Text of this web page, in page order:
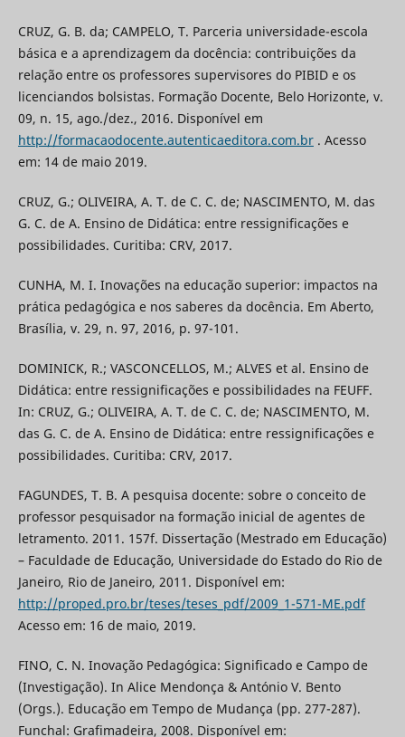
CRUZ, G. B. da; CAMPELO, T. Parceria universidade-escola
básica e a aprendizagem da docência: contribuições da
relação entre os professores supervisores do PIBID e os
licenciandos bolsistas. Formação Docente, Belo Horizonte, v.
09, n. 15, ago./dez., 2016. Disponível em
http://formacaodocente.autenticaeditora.com.br. Acesso
em: 14 de maio 2019.
CRUZ, G.; OLIVEIRA, A. T. de C. C. de; NASCIMENTO, M. das
G. C. de A. Ensino de Didática: entre ressignificações e
possibilidades. Curitiba: CRV, 2017.
CUNHA, M. I. Inovações na educação superior: impactos na
prática pedagógica e nos saberes da docência. Em Aberto,
Brasília, v. 29, n. 97, 2016, p. 97-101.
DOMINICK, R.; VASCONCELLOS, M.; ALVES et al. Ensino de
Didática: entre ressignificações e possibilidades na FEUFF.
In: CRUZ, G.; OLIVEIRA, A. T. de C. C. de; NASCIMENTO, M.
das G. C. de A. Ensino de Didática: entre ressignificações e
possibilidades. Curitiba: CRV, 2017.
FAGUNDES, T. B. A pesquisa docente: sobre o conceito de
professor pesquisador na formação inicial de agentes de
letramento. 2011. 157f. Dissertação (Mestrado em Educação)
– Faculdade de Educação, Universidade do Estado do Rio de
Janeiro, Rio de Janeiro, 2011. Disponível em:
http://proped.pro.br/teses/teses_pdf/2009_1-571-ME.pdf
Acesso em: 16 de maio, 2019.
FINO, C. N. Inovação Pedagógica: Significado e Campo de
(Investigação). In Alice Mendonça & António V. Bento
(Orgs.). Educação em Tempo de Mudança (pp. 277-287).
Funchal: Grafimadeira, 2008. Disponível em: